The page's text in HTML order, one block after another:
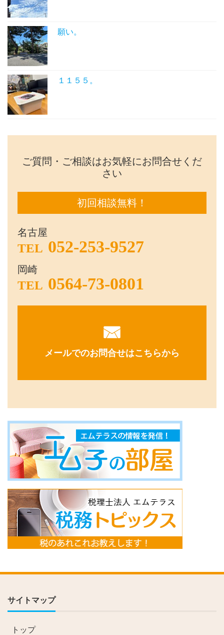
願い。
１１５５。
ご質問・ご相談はお気軽にお問合せくだ
さい
初回相談無料！
名古屋
TEL 052-253-9527
岡崎
TEL 0564-73-0801
メールでのお問合せはこちらから
サイトマップ
トップ